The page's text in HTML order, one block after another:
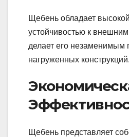
Щебень обладает
устойчивостью к
делает его незаменимым
нагруженных конструкций.
Щебень представляет